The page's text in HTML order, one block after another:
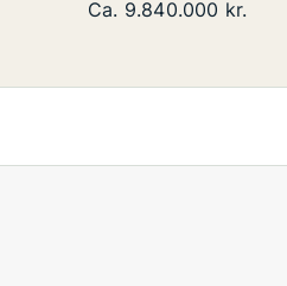
Ca. 110 m2
Ca. 9.840.000 kr.